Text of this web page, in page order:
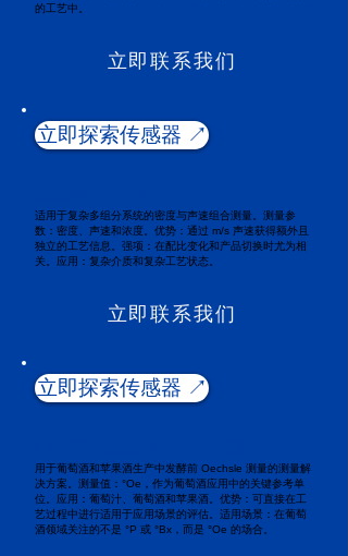
的工艺中。
立即联系我们
立即探索传感器 ↗️
适用于复杂多组分系统的密度与声速组合测量。测量参
数：密度、声速和浓度。优势：通过 m/s 声速获得额外且
独立的工艺信息。强项：在配比变化和产品切换时尤为相
关。应用：复杂介质和复杂工艺状态。
立即联系我们
立即探索传感器 ↗️
用于葡萄酒和苹果酒生产中发酵前 Oechsle 测量的测量解
决方案。测量值：°Oe，作为葡萄酒应用中的关键参考单
位。应用：葡萄汁、葡萄酒和苹果酒。优势：可直接在工
艺过程中进行适用于应用场景的评估。适用场景：在葡萄
酒领域关注的不是 °P 或 °Bx，而是 °Oe 的场合。